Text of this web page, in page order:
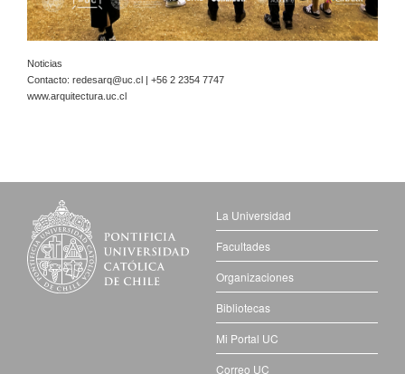
Noticias
Contacto: redesarq@uc.cl | +56 2 2354 7747
www.arquitectura.uc.cl
La Universidad
Facultades
Organizaciones
Bibliotecas
Mi Portal UC
Correo UC